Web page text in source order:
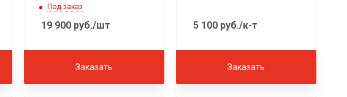
Под заказ
19 900руб./шт
Заказать
5 100руб./к-т
Заказать